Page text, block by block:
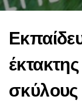
σκύλους